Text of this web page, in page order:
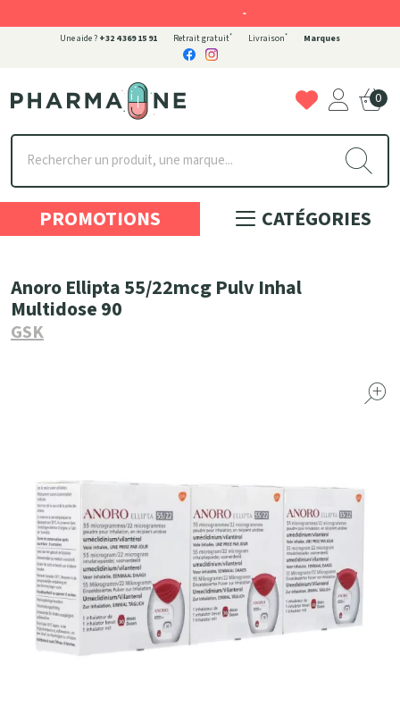
Une aide ? +32 4 369 15 91 Retrait gratuit* Livraison* Marques
Pharmaone Votre pharmacie en ligne à votre service
0
PROMOTIONS CATÉGORIES
Anoro Ellipta 55/22mcg Pulv Inhal
Multidose 90
GSK